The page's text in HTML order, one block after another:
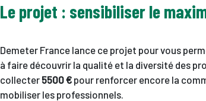
Le projet : sensibiliser le
Demeter France lance ce projet pour vous
à faire découvrir la qualité et la diversité des
collecter 5500 € pour renforcer encore la
mobiliser les professionnels.